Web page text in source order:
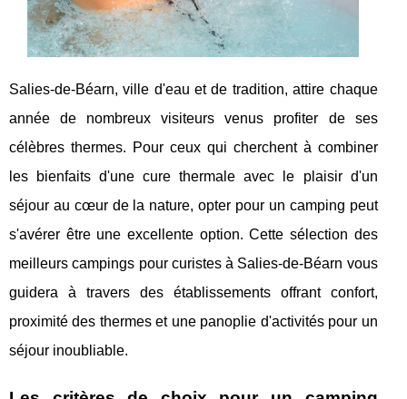
Salies-de-Béarn, ville d'eau et de tradition, attire chaque
année de nombreux visiteurs venus profiter de ses
célèbres thermes. Pour ceux qui cherchent à combiner
les bienfaits d'une cure thermale avec le plaisir d'un
séjour au cœur de la nature, opter pour un camping peut
s'avérer être une excellente option. Cette sélection des
meilleurs campings pour curistes à Salies-de-Béarn vous
guidera à travers des établissements offrant confort,
proximité des thermes et une panoplie d'activités pour un
séjour inoubliable.